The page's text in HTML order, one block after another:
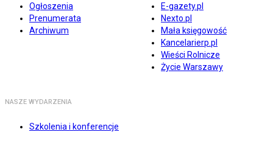
Ogłoszenia
Prenumerata
Archiwum
E-gazety.pl
Nexto.pl
Mała księgowość
Kancelarierp.pl
Wieści Rolnicze
Życie Warszawy
NASZE WYDARZENIA
Szkolenia i konferencje